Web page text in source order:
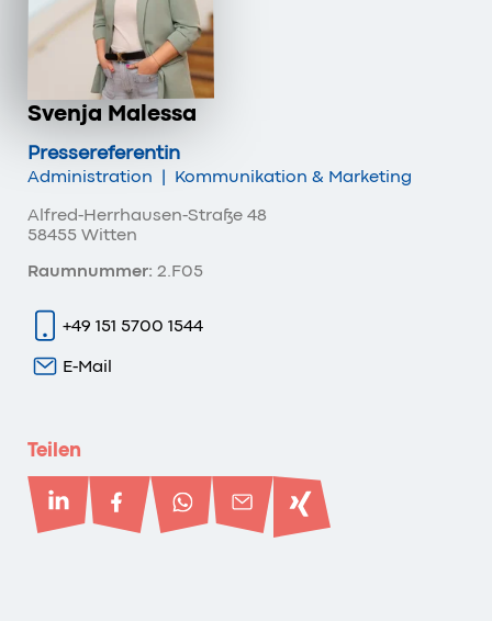
Svenja Malessa
Pressereferentin
Administration
Kommunikation & Marketing
Alfred-Herrhausen-Straße 48
58455 Witten
Raumnummer: 2.F05
+49 151 5700 1544
E-Mail
Teilen